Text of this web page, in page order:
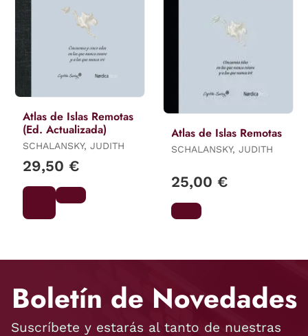
Atlas de Islas Remotas
(Ed. Actualizada)
SCHALANSKY, JUDITH
29,50 €
Atlas de Islas Remotas
SCHALANSKY, JUDITH
25,00 €
Boletín de Novedades
Suscríbete y estarás al tanto de nuestras